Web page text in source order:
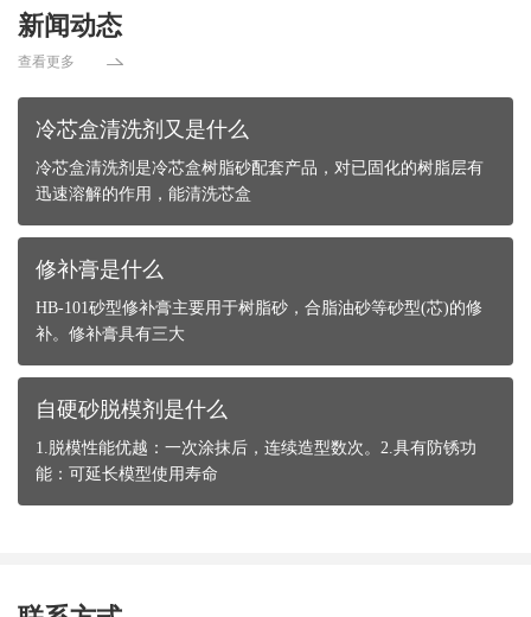
新闻动态
查看更多
冷芯盒清洗剂又是什么
冷芯盒清洗剂是冷芯盒树脂砂配套产品，对已固化的树脂层有
迅速溶解的作用，能清洗芯盒
修补膏是什么
HB-101砂型修补膏主要用于树脂砂，合脂油砂等砂型(芯)的修
补。修补膏具有三大
自硬砂脱模剂是什么
1.脱模性能优越：一次涂抹后，连续造型数次。2.具有防锈功
能：可延长模型使用寿命